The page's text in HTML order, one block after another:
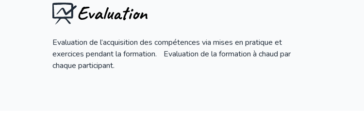
Evaluation
Evaluation de l’acquisition des compétences via mises en pratique et
exercices pendant la formation. Evaluation de la formation à chaud par
chaque participant.